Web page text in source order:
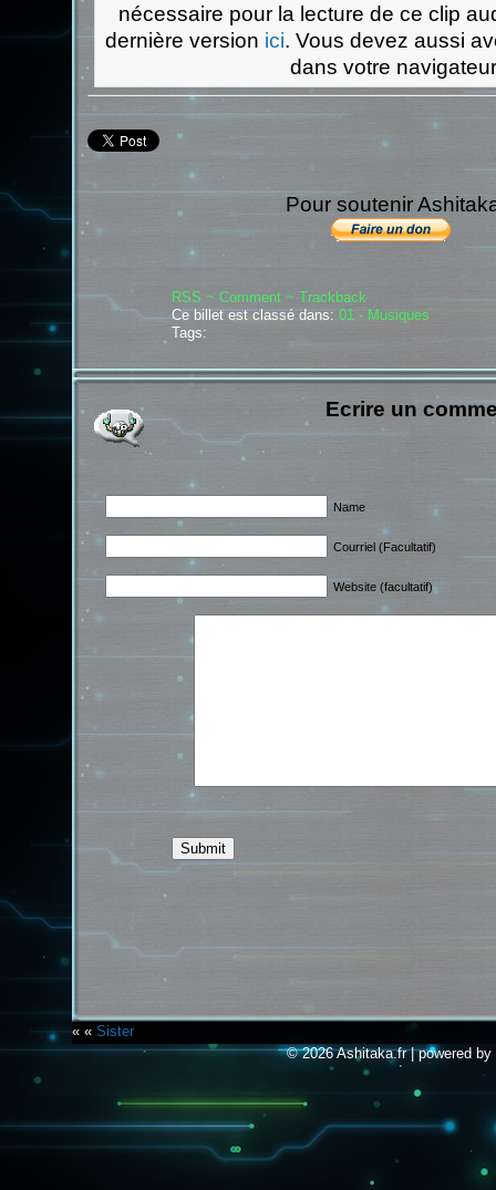
nécessaire pour la lecture de ce clip
dernière version ici. Vous devez aussi
dans votre
Pour soutenir
RSS ~ Comment ~ Trackback
Ce billet est classé dans: 01 - Musiques
Tags:
Ecrire un
Name
Courriel (Facultatif)
Website (facultatif)
« « Sister
© 2026 Ashitaka.fr | powered by